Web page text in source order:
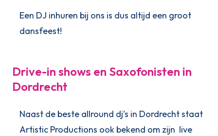
Een DJ inhuren bij ons is dus altijd een groot
dansfeest!
Drive-in shows en Saxofonisten in
Dordrecht
Naast de beste allround dj’s in Dordrecht staat
Artistic Productions ook bekend om zijn live